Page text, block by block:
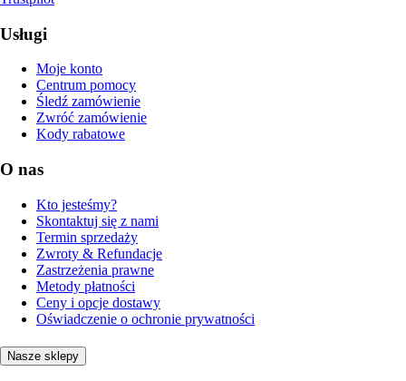
Usługi
Moje konto
Centrum pomocy
Śledź zamówienie
Zwróć zamówienie
Kody rabatowe
O nas
Kto jesteśmy?
Skontaktuj się z nami
Termin sprzedaży
Zwroty & Refundacje
Zastrzeżenia prawne
Metody płatności
Ceny i opcje dostawy
Oświadczenie o ochronie prywatności
Nasze sklepy